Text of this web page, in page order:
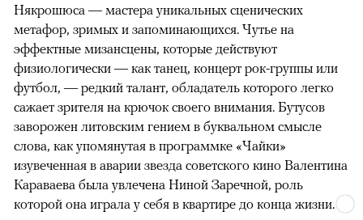
Някрошюса — мастера уникальных сценических
метафор, зримых и запоминающихся. Чутье на
эффектные мизансцены, которые действуют
физиологически — как танец, концерт рок-группы или
футбол, — редкий талант, обладатель которого легко
сажает зрителя на крючок своего внимания. Бутусов
заворожен литовским гением в буквальном смысле
слова, как упомянутая в программке «Чайки»
изувеченная в аварии звезда советского кино Валентина
Караваева была увлечена Ниной Заречной, роль
которой она играла у себя в квартире до конца жизни.